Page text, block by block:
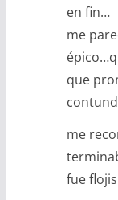
en fin…
me
que
me
fue